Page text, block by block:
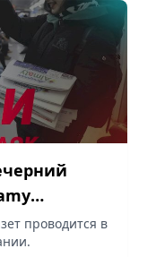
номера
проводится в